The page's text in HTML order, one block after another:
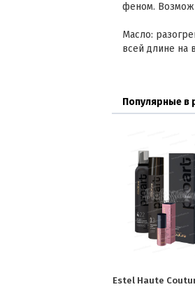
феном.
Масло:
всей длине на
Популярные в
Estel Haute